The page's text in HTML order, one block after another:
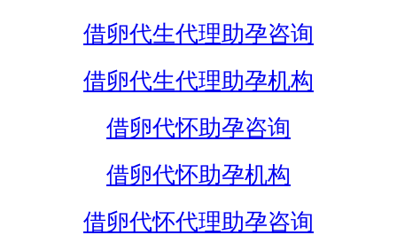
借卵代生代理助孕咨询
借卵代生代理助孕机构
借卵代怀助孕咨询
借卵代怀助孕机构
借卵代怀代理助孕咨询